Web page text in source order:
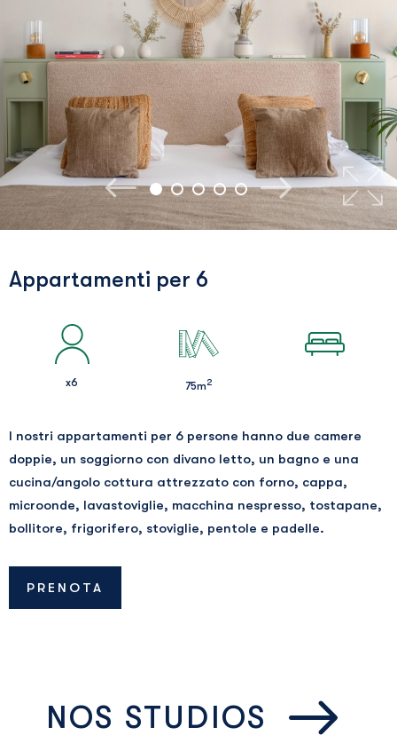
Appartamenti per 6
x6 75m2
I nostri appartamenti per 6 persone hanno due camere
doppie, un soggiorno con divano letto, un bagno e una
cucina/angolo cottura attrezzato con forno, cappa,
microonde, lavastoviglie, macchina nespresso, tostapane,
bollitore, frigorifero, stoviglie, pentole e padelle.
PRENOTA
NOS STUDIOS